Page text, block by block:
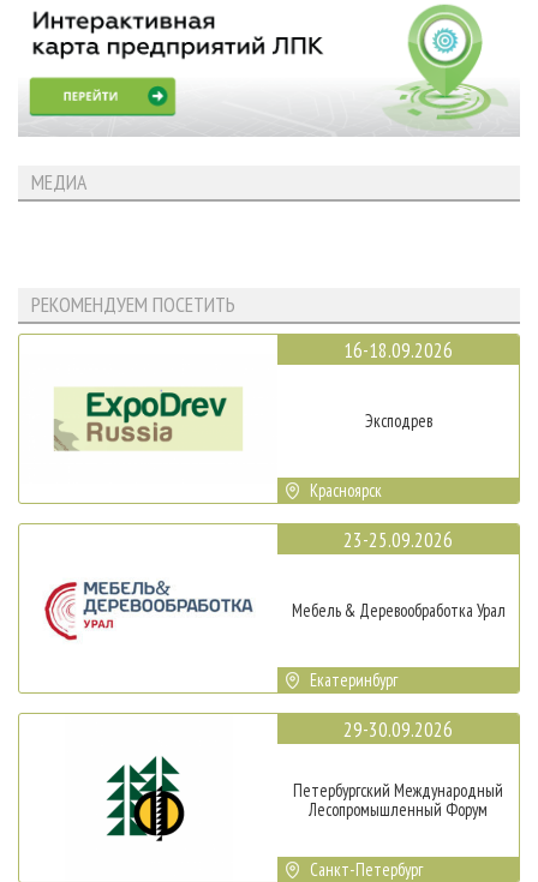
МЕДИА
РЕКОМЕНДУЕМ ПОСЕТИТЬ
16-18.09.2026
Эксподрев
Красноярск
23-25.09.2026
Мебель & Деревообработка Урал
Екатеринбург
29-30.09.2026
Петербургский Международный
Лесопромышленный Форум
Санкт-Петербург